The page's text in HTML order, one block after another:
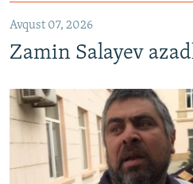
Avqust 07, 2026
Zamin Salayev